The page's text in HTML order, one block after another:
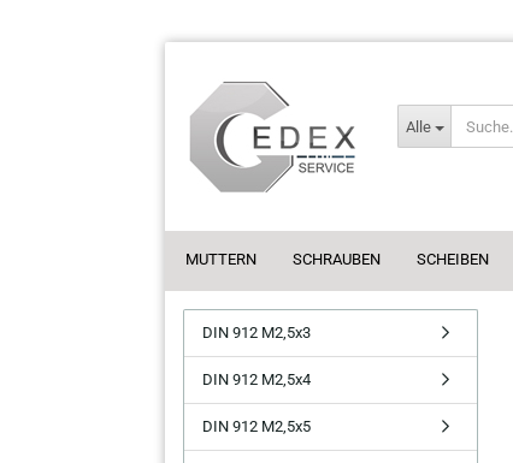
Alle
MUTTERN SCHRAUBEN SCHEIBEN
DIN 912 M2,5x3
DIN 912 M2,5x4
DIN 912 M2,5x5